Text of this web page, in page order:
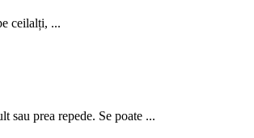
ceilalți, ...
sau prea repede. Se poate ...